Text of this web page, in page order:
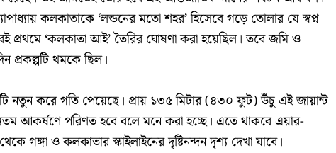
কলকাতাকে ‘লন্ডনের মতো শহর’ হিসেবে গড়ে তোলার যে স্বপ্ন
প্রথমে ‘কলকাতা আই’ তৈরির ঘোষণা করা হয়েছিল। তবে জমি ও
প্রকল্পটি থমকে ছিল।
নতুন করে গতি পেয়েছে। প্রায় ১৩৫ মিটার (৪৩০ ফুট) উঁচু এই জায়ান্ট
আকর্ষণে পরিণত হবে বলে মনে করা হচ্ছে। এতে থাকবে এয়ার-
গঙ্গা ও কলকাতার স্কাইলাইনের দৃষ্টিনন্দন দৃশ্য দেখা যাবে।